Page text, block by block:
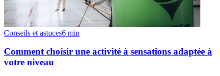
Conseils et astuces6 min
Comment choisir une activité à sensations adaptée à
votre niveau